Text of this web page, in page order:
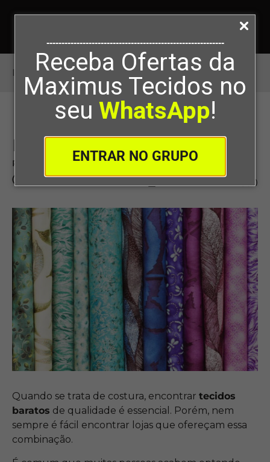
-----------------------------------------------------------
Receba Ofertas da
Maximus Tecidos no
seu WhatsApp!
ENTRAR NO GRUPO
Início>Loja de tecidos baratos
Loja de tecidos baratos
Por Maximus Tecidos
390
Quando se trata de costura, encontrar tecidos
baratos de qualidade é essencial. Porém, nem
sempre é fácil encontrar lojas que ofereçam essa
combinação.